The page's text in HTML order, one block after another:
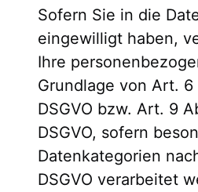
Sofern Sie in die
eingewilligt haben,
Ihre
Grundlage von Art. 6
DSGVO bzw. Art. 9
DSGVO, sofern
Datenkategorien
DSGVO verarbeitet